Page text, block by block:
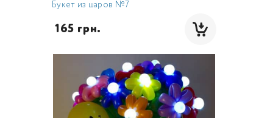
Букет из шаров №7
165 грн.